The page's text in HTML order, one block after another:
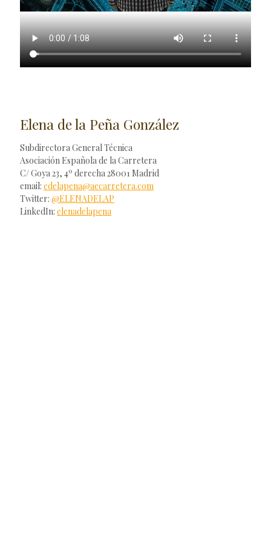
Elena de la Peña González
Subdirectora General Técnica
Asociación Española de la Carretera
C/ Goya 23, 4º derecha 28001 Madrid
email: edelapena@aecarretera.com
Twitter: @ELENADELAP
LinkedIn: elenadelapena